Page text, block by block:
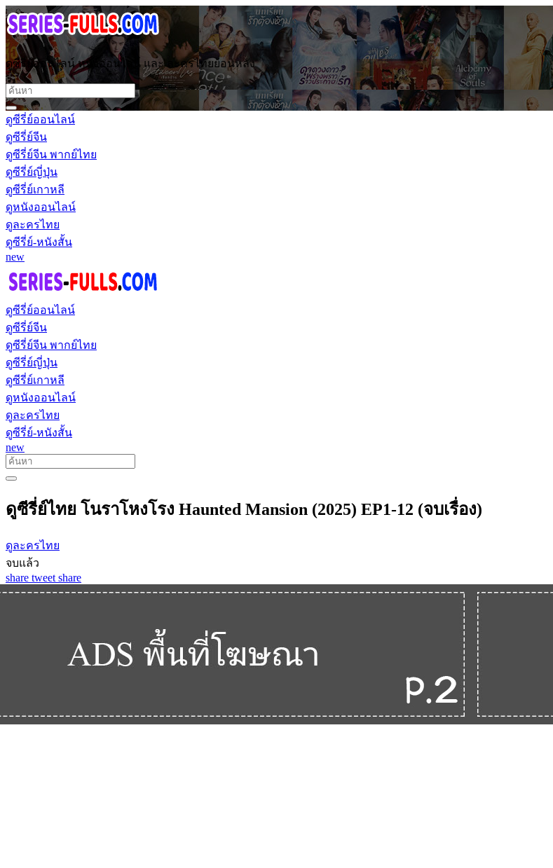
ดูซีรี่ย์ออนไลน์ หนังออนไลน์ และ ละครไทยย้อนหลัง
ดูซีรี่ย์ออนไลน์
ดูซีรี่ย์จีน
ดูซีรี่ย์จีน พากย์ไทย
ดูซีรี่ย์ญี่ปุ่น
ดูซีรี่ย์เกาหลี
ดูหนังออนไลน์
ดูละครไทย
ดูซีรี่ย์-หนังสั้น
new
ดูซีรี่ย์ออนไลน์
ดูซีรี่ย์จีน
ดูซีรี่ย์จีน พากย์ไทย
ดูซีรี่ย์ญี่ปุ่น
ดูซีรี่ย์เกาหลี
ดูหนังออนไลน์
ดูละครไทย
ดูซีรี่ย์-หนังสั้น
new
ดูซีรี่ย์ไทย โนราโหงโรง Haunted Mansion (2025) EP1-12 (จบเรื่อง)
ดูละครไทย
จบแล้ว
share tweet share